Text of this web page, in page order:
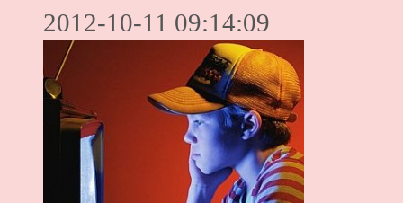
2012-10-11 09:14:09